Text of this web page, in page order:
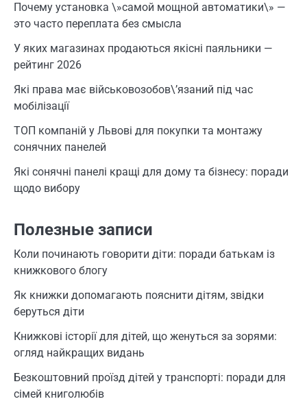
Почему установка \»самой мощной автоматики\» —
это часто переплата без смысла
У яких магазинах продаються якісні паяльники —
рейтинг 2026
Які права має військовозобов\’язаний під час
мобілізації
ТОП компаній у Львові для покупки та монтажу
сонячних панелей
Які сонячні панелі кращі для дому та бізнесу: поради
щодо вибору
Полезные записи
Коли починають говорити діти: поради батькам із
книжкового блогу
Як книжки допомагають пояснити дітям, звідки
беруться діти
Книжкові історії для дітей, що женуться за зорями:
огляд найкращих видань
Безкоштовний проїзд дітей у транспорті: поради для
сімей книголюбів